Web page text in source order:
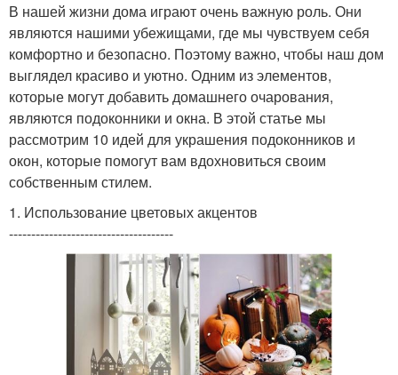
В нашей жизни дома играют очень важную роль. Они
являются нашими убежищами, где мы чувствуем себя
комфортно и безопасно. Поэтому важно, чтобы наш дом
выглядел красиво и уютно. Одним из элементов,
которые могут добавить домашнего очарования,
являются подоконники и окна. В этой статье мы
рассмотрим 10 идей для украшения подоконников и
окон, которые помогут вам вдохновиться своим
собственным стилем.
1. Использование цветовых акцентов
-------------------------------------